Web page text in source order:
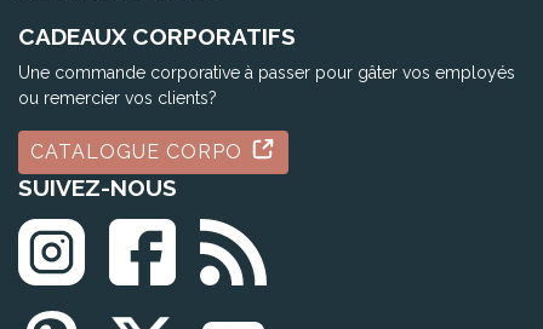
CADEAUX CORPORATIFS
Une commande corporative à passer pour gâter vos employés
ou remercier vos clients?
CATALOGUE CORPO
SUIVEZ-NOUS